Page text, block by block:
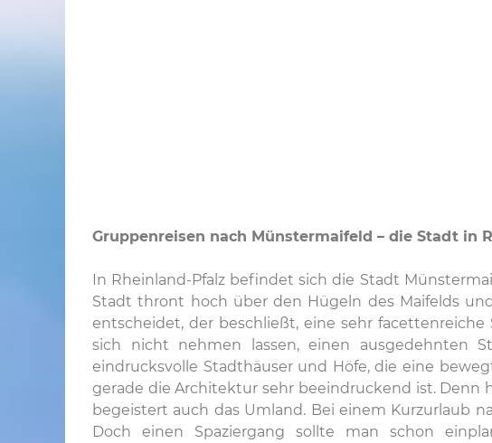
Gruppenreisen nach Münstermaifeld – die Stadt in
In Rheinland-Pfalz befindet sich die Stadt
Stadt thront hoch über den Hügeln des Maifelds
entscheidet, der beschließt, eine sehr
sich nicht nehmen lassen, einen ausgedehnten
eindrucksvolle Stadthäuser und Höfe, die eine
gerade die Architektur sehr beeindruckend ist. Denn
begeistert auch das Umland. Bei einem Kurzurlaub
Doch einen Spaziergang sollte man schon